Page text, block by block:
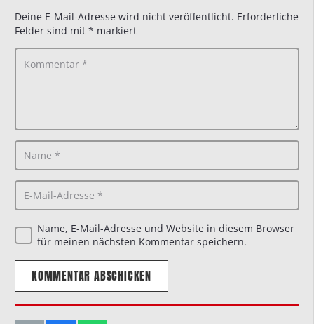
Deine E-Mail-Adresse wird nicht veröffentlicht. Erforderliche
Felder sind mit * markiert
Name, E-Mail-Adresse und Website in diesem Browser
für meinen nächsten Kommentar speichern.
KOMMENTAR ABSCHICKEN